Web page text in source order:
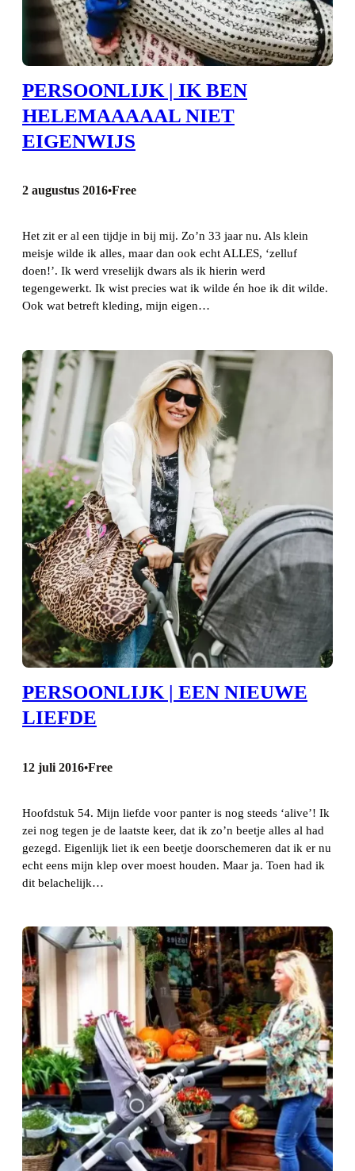
PERSOONLIJK | IK BEN
HELEMAAAAAL NIET
EIGENWIJS
2 augustus 2016•Free
Het zit er al een tijdje in bij mij. Zo’n 33 jaar nu. Als klein
meisje wilde ik alles, maar dan ook echt ALLES, ‘zelluf
doen!’. Ik werd vreselijk dwars als ik hierin werd
tegengewerkt. Ik wist precies wat ik wilde én hoe ik dit wilde.
Ook wat betreft kleding, mijn eigen…
PERSOONLIJK | EEN NIEUWE
LIEFDE
12 juli 2016•Free
Hoofdstuk 54. Mijn liefde voor panter is nog steeds ‘alive’! Ik
zei nog tegen je de laatste keer, dat ik zo’n beetje alles al had
gezegd. Eigenlijk liet ik een beetje doorschemeren dat ik er nu
echt eens mijn klep over moest houden. Maar ja. Toen had ik
dit belachelijk…